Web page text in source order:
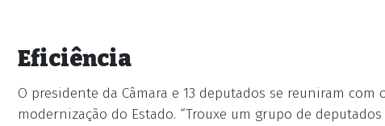
Eficiência
O presidente da Câmara e 13 deputados se reuniram
modernização do Estado. “Trouxe um grupo de